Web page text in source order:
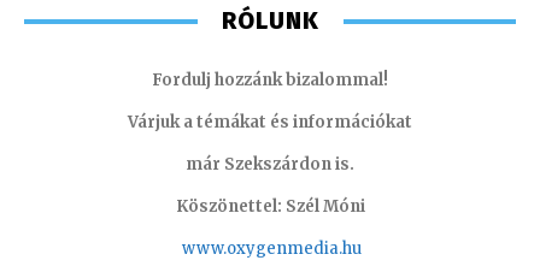
RÓLUNK
Fordulj hozzánk bizalommal!
Várjuk a témákat és információkat
már Szekszárdon is.
Köszönettel: Szél Móni
www.oxygenmedia.hu